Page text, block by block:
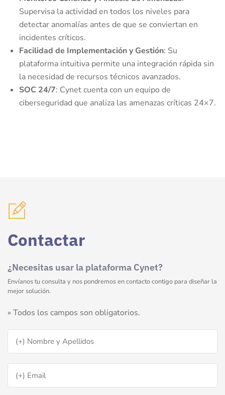
Supervisa la actividad en todos los niveles para
detectar anomalías antes de que se conviertan en
incidentes críticos.
Facilidad de Implementación y Gestión: Su
plataforma intuitiva permite una integración rápida sin
la necesidad de recursos técnicos avanzados.
SOC 24/7: Cynet cuenta con un equipo de
ciberseguridad que analiza las amenazas críticas 24×7.
Contactar
¿Necesitas usar la plataforma Cynet?
Envíanos tu consulta y nos pondremos en contacto contigo para diseñar la
mejor solución.
» Todos los campos son obligatorios.